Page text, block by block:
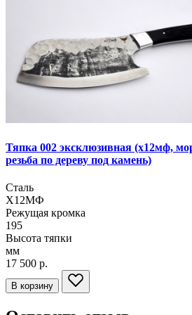
Тяпка 002 эксклюзивная (х12мф,
резьба по дереву под камень)
Сталь
Х12МФ
Режущая кромка
195
Высота тяпки
мм
17 500 р.
В корзину